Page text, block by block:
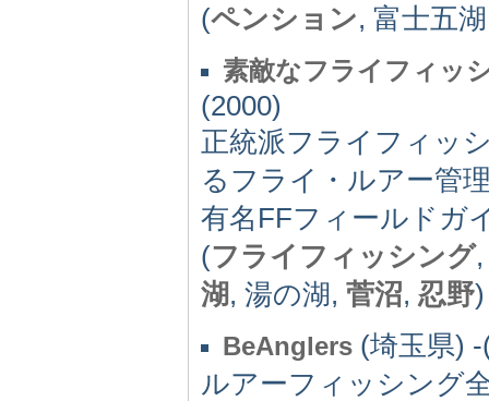
(ペンション, 富士五
素敵なフライフィッ
(2000)
正統派フライフィッ
るフライ・ルアー管
有名FFフィールドガ
(フライフィッシング
湖, 湯の湖, 菅沼, 忍野)
BeAnglers (埼玉県)
ルアーフィッシング